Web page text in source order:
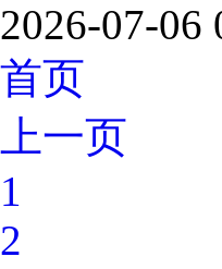
2026-07-06
首页
上一页
1
2